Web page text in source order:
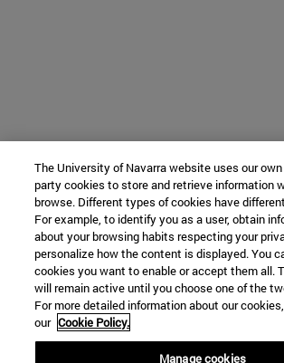
The University of Navarra website uses our
party cookies to store and retrieve information
browse. Different types of cookies have
For example, to identify you as a user, obtain
about your browsing habits respecting your
personalize how the content is displayed. You
cookies you want to enable or accept them all.
will remain active until you choose one of the
For more detailed information about our
our Cookie Policy.
Manage cookies